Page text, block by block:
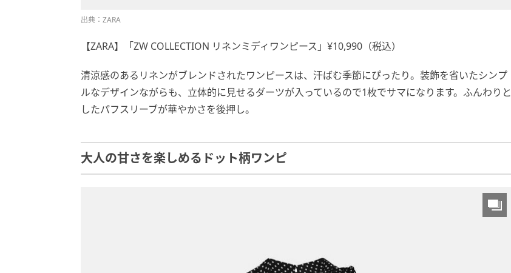
出典：ZARA
【ZARA】「ZW COLLECTION リネンミディワンピース」¥10,990（税込）
清涼感のあるリネンがブレンドされたワンピースは、汗ばむ季節にぴったり。装飾を省いたシンプ
ルなデザインながらも、立体的に見せるダーツが入っているので1枚でサマになります。ふんわりと
したパフスリーブが華やかさを後押し。
大人の甘さを楽しめるドット柄ワンピ